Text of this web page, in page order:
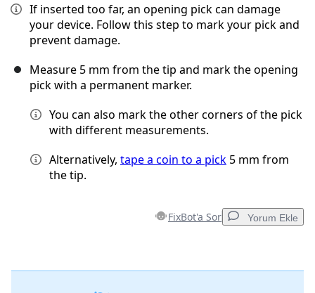
If inserted too far, an opening pick can damage
your device. Follow this step to mark your pick and
prevent damage.
Measure 5 mm from the tip and mark the opening
pick with a permanent marker.
You can also mark the other corners of the pick
with different measurements.
Alternatively, tape a coin to a pick 5 mm from
the tip.
FixBot'a Sor Yorum Ekle